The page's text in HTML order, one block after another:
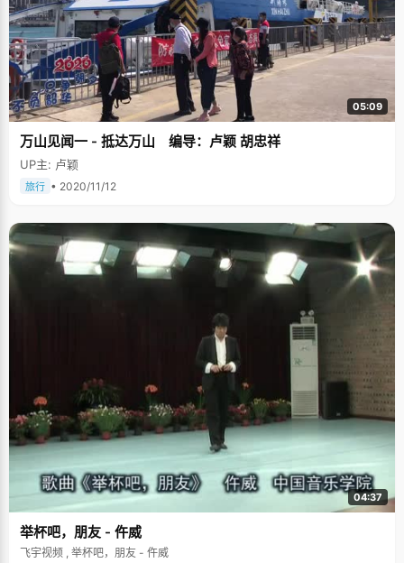
05:09
万山见闻一 - 抵达万山 编导：卢颖 胡忠祥
UP主: 卢颖
旅行 • 2020/11/12
04:37
举杯吧，朋友 - 仵威
飞宇视频 , 举杯吧，朋友 - 仵威